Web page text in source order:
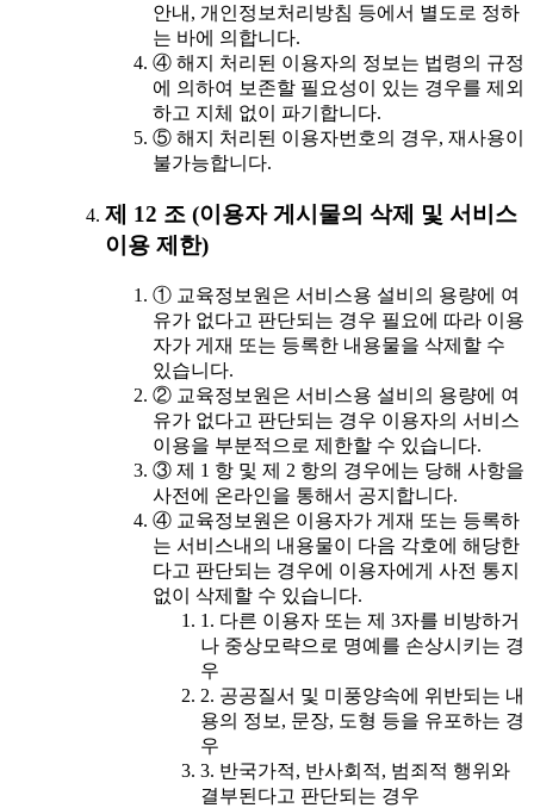
안내, 개인정보처리방침 등에서 별도로 정하
는 바에 의합니다.
④ 해지 처리된 이용자의 정보는 법령의 규정
에 의하여 보존할 필요성이 있는 경우를 제외
하고 지체 없이 파기합니다.
⑤ 해지 처리된 이용자번호의 경우, 재사용이
불가능합니다.
제 12 조 (이용자 게시물의 삭제 및 서비스
이용 제한)
① 교육정보원은 서비스용 설비의 용량에 여
유가 없다고 판단되는 경우 필요에 따라 이용
자가 게재 또는 등록한 내용물을 삭제할 수
있습니다.
② 교육정보원은 서비스용 설비의 용량에 여
유가 없다고 판단되는 경우 이용자의 서비스
이용을 부분적으로 제한할 수 있습니다.
③ 제 1 항 및 제 2 항의 경우에는 당해 사항을
사전에 온라인을 통해서 공지합니다.
④ 교육정보원은 이용자가 게재 또는 등록하
는 서비스내의 내용물이 다음 각호에 해당한
다고 판단되는 경우에 이용자에게 사전 통지
없이 삭제할 수 있습니다.
1. 다른 이용자 또는 제 3자를 비방하거
나 중상모략으로 명예를 손상시키는 경
우
2. 공공질서 및 미풍양속에 위반되는 내
용의 정보, 문장, 도형 등을 유포하는 경
우
3. 반국가적, 반사회적, 범죄적 행위와
결부된다고 판단되는 경우